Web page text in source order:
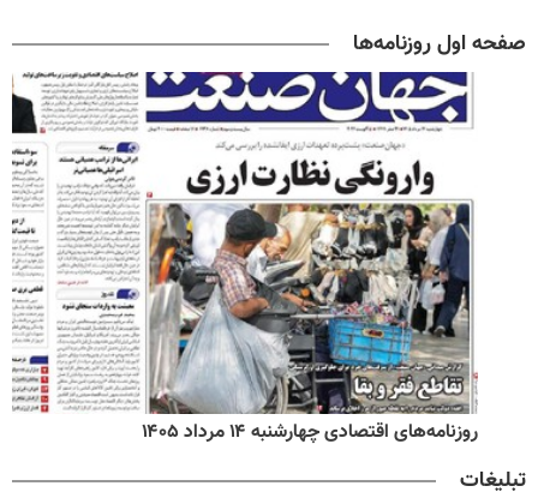
صفحه اول روزنامه‌ها
روزنامه‌های اقتصادی چهارشنبه ۱۴ مرداد ۱۴۰۵
تبلیغات